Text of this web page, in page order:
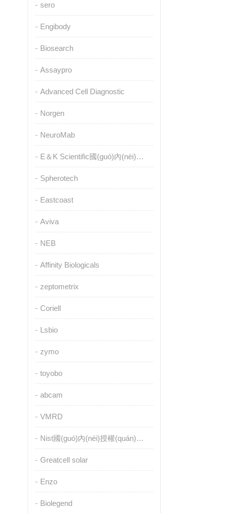
sero
Engibody
Biosearch
Assaypro
Advanced Cell Diagnostic
Norgen
NeuroMab
E＆K Scientific國(guó)內(nèi)授權(quán)代理
Spherotech
Eastcoast
Aviva
NEB
Affinity Biologicals
zeptometrix
Coriell
Lsbio
zymo
toyobo
abcam
VMRD
Nist國(guó)內(nèi)授權(quán)代理
Greatcell solar
Enzo
Biolegend